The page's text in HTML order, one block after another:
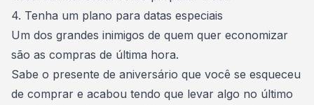
4. Tenha um plano para datas especiais
Um dos grandes inimigos de quem quer economizar
são as compras de última hora.
Sabe o presente de aniversário que você se esqueceu
de comprar e acabou tendo que levar algo no último